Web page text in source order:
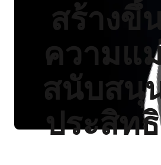
สร้างขึ้
ความแ
สนับสนุ
ประสิท